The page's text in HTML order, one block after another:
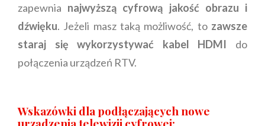
zapewnia najwyższą cyfrową jakość obrazu i
dźwięku. Jeżeli masz taką możliwość, tozawsze
staraj się wykorzystywać kabel HDMI do
połączenia urządzeń RTV.
Wskazówki dla podłączających nowe
urządzenia telewizji cyfrowej: